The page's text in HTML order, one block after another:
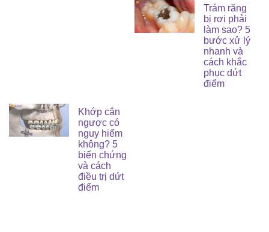
Trám răng
bị rơi phải
làm sao? 5
bước xử lý
nhanh và
cách khắc
phục dứt
điểm
Khớp cắn
ngược có
nguy hiểm
không? 5
biến chứng
và cách
điều trị dứt
điểm